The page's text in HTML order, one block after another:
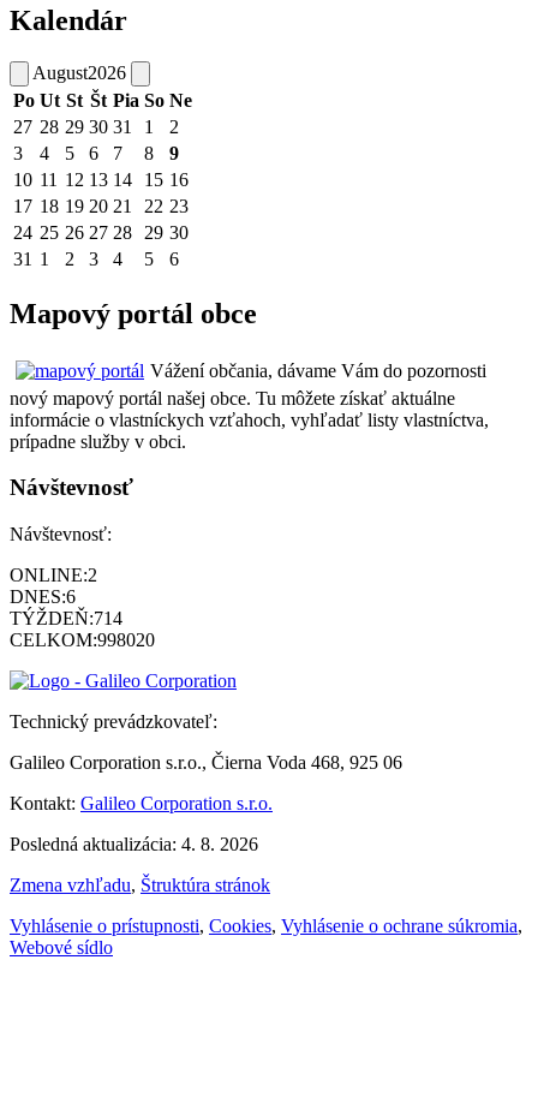
Kalendár
August2026
Po Ut St Št Pia So Ne
27 28 29 30 31 1
2
3
4 5 6 7 8
9
10 11 12 13 14 15 16
17 18 19 20 21 22 23
24 25 26 27 28 29 30
31 1 2 3 4 5 6
Mapový portál obce
Vážení občania, dávame Vám do pozornosti
nový mapový portál našej obce. Tu môžete získať aktuálne
informácie o vlastníckych vzťahoch, vyhľadať listy vlastníctva,
prípadne služby v obci.
Návštevnosť
Návštevnosť:
ONLINE:2
DNES:6
TÝŽDEŇ:714
CELKOM:998020
Technický prevádzkovateľ:
Galileo Corporation s.r.o., Čierna Voda 468, 925 06
Kontakt: Galileo Corporation s.r.o.
Posledná aktualizácia: 4. 8. 2026
Zmena vzhľadu, Štruktúra stránok
Vyhlásenie o prístupnosti, Cookies, Vyhlásenie o ochrane súkromia,
Webové sídlo